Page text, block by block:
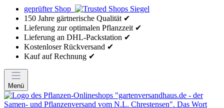
geprüfter Shop
150 Jahre gärtnerische Qualität ✔
Lieferung zur optimalen Pflanzzeit ✔
Lieferung an DHL-Packstation ✔
Kostenloser Rückversand ✔
Kauf auf Rechnung ✔
Menü